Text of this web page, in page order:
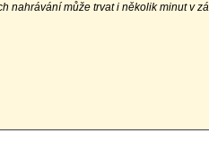
nahrávání může trvat i několik minut v